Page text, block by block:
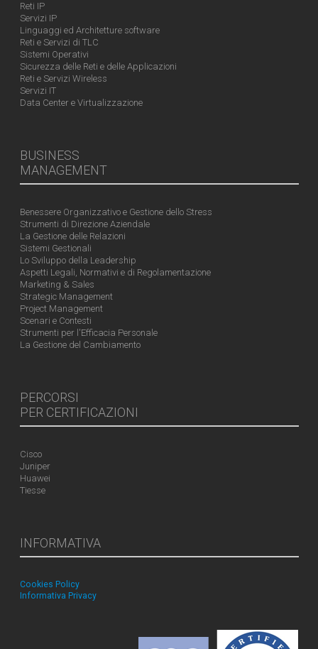
Reti IP
Servizi IP
Linguaggi ed Architetture software
Reti e Servizi di TLC
Sistemi Operativi
Sicurezza delle Reti e delle Applicazioni
Reti e Servizi Wireless
Servizi IT
Data Center e Virtualizzazione
BUSINESS
MANAGEMENT
Benessere Organizzativo e Gestione dello Stress
Strumenti di Direzione Aziendale
La Gestione delle Relazioni
Sistemi Gestionali
Lo Sviluppo della Leadership
Aspetti Legali, Normativi e di Regolamentazione
Marketing & Sales
Strategic Management
Project Management
Scenari e Contesti
Strumenti per l'Efficacia Personale
La Gestione del Cambiamento
PERCORSI
PER CERTIFICAZIONI
Cisco
Juniper
Huawei
Tiesse
INFORMATIVA
Cookies Policy
Informativa Privacy